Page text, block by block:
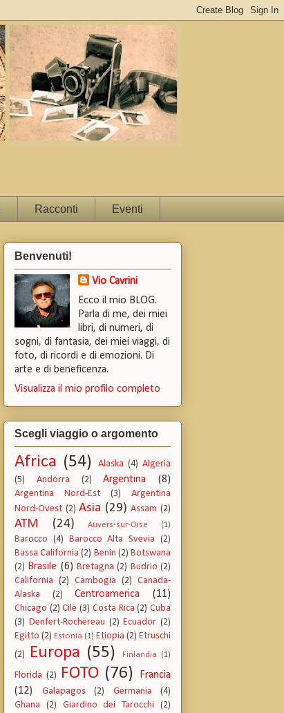
Racconti Eventi
Benvenuti!
Vio Cavrini
Ecco il mio BLOG.
Parla di me, dei miei
libri, di numeri, di
sogni, di fantasia, dei miei viaggi, di
foto, di ricordi e di emozioni. Di
arte e di beneficenza.
Visualizza il mio profilo completo
Scegli viaggio o argomento
Africa (54) Alaska (4) Algeria
(5)
Andorra (2) Argentina (8)
Argentina Nord-Est (3)
Argentina
Nord-Ovest (2) Asia (29) Assam (2)
ATM (24) Auvers-sur-Oise (1)
Barocco (4) Barocco Alta Svevia
(2)
Bassa California (2) Benin (2) Botswana
(2) Brasile (6) Bretagna (2) Budrio (2)
California (2) Cambogia (2) Canada-
Alaska
(2) Centroamerica (11)
Chicago (2) Cile (3) Costa Rica (2) Cuba
(3) Denfert-Rochereau (2) Ecuador (2)
Egitto (2) Estonia (1) Etiopia (2) Etruschi
(2)
Europa (55) Finlandia (1)
Florida (2) FOTO (76)
Francia
(12)
Galapagos (2) Germania
(4)
Ghana
(2) Giardino dei Tarocchi
(2)